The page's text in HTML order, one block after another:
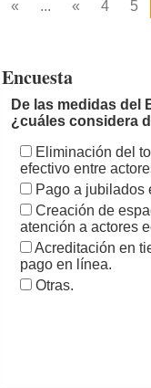
« ... « 4 5
Encuesta
De las medidas del
¿cuáles considera
Eliminación del
efectivo entre
Pago a jubilados
Creación de
atención a actores
Acreditación en
pago en línea.
Otras.